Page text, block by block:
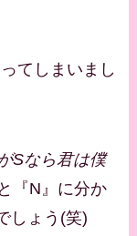
てしまいまし
Sなら君は僕
『N』に分か
しょう(笑)